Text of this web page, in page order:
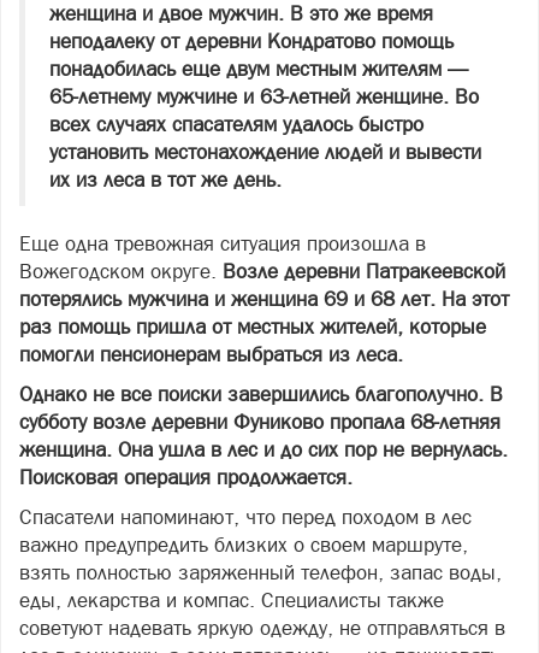
женщина и двое мужчин. В это же время
неподалеку от деревни Кондратово помощь
понадобилась еще двум местным жителям —
65-летнему мужчине и 63-летней женщине. Во
всех случаях спасателям удалось быстро
установить местонахождение людей и вывести
их из леса в тот же день.
Еще одна тревожная ситуация произошла в
Вожегодском округе. Возле деревни Патракеевской
потерялись мужчина и женщина 69 и 68 лет. На этот
раз помощь пришла от местных жителей, которые
помогли пенсионерам выбраться из леса.
Однако не все поиски завершились благополучно. В
субботу возле деревни Фуниково пропала 68-летняя
женщина. Она ушла в лес и до сих пор не вернулась.
Поисковая операция продолжается.
Спасатели напоминают, что перед походом в лес
важно предупредить близких о своем маршруте,
взять полностью заряженный телефон, запас воды,
еды, лекарства и компас. Специалисты также
советуют надевать яркую одежду, не отправляться в